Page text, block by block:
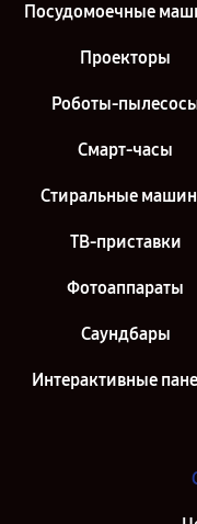
Посудомоечные
Проекторы
Роботы-
Смарт-часы
Стиральные
ТВ-приставки
Фотоаппараты
Саундбары
Интерактивные